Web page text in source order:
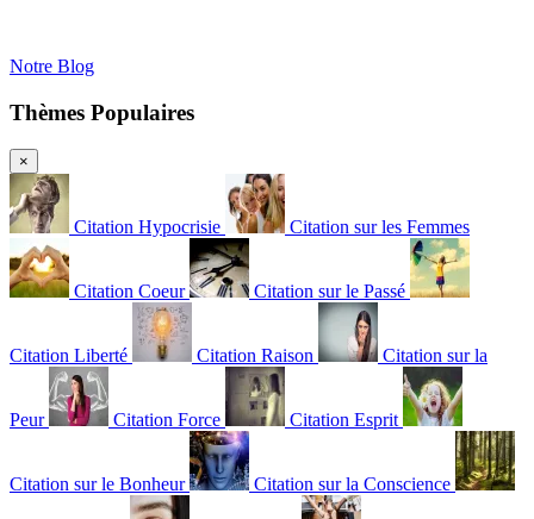
Notre Blog
Thèmes Populaires
×
Citation Hypocrisie Citation sur les Femmes
Citation Coeur Citation sur le Passé
Citation Liberté Citation Raison Citation sur la
Peur Citation Force Citation Esprit
Citation sur le Bonheur Citation sur la Conscience